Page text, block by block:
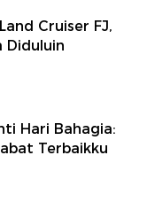
Cruiser FJ,
Diduluin
Hari Bahagia:
Terbaikku